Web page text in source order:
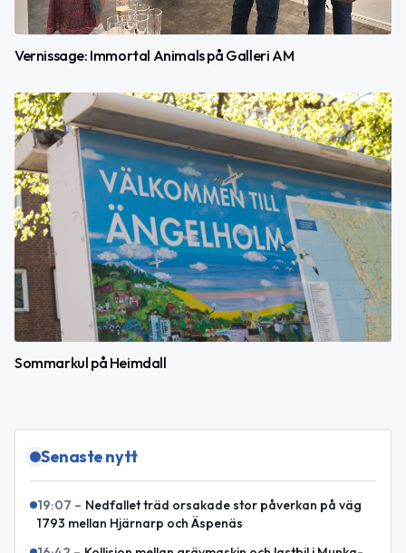
Vernissage: Immortal Animals på Galleri AM
Sommarkul på Heimdall
Senaste nytt
19:07 – Nedfallet träd orsakade stor påverkan på väg
1793 mellan Hjärnarp och Äspenäs